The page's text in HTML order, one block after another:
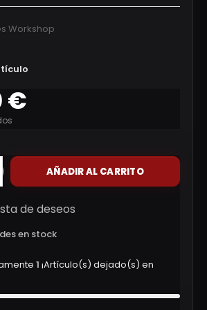
Workshop
€
AÑADIR AL CARRITO
de deseos
en stock
1 ¡Artículo(s) dejado(s) en